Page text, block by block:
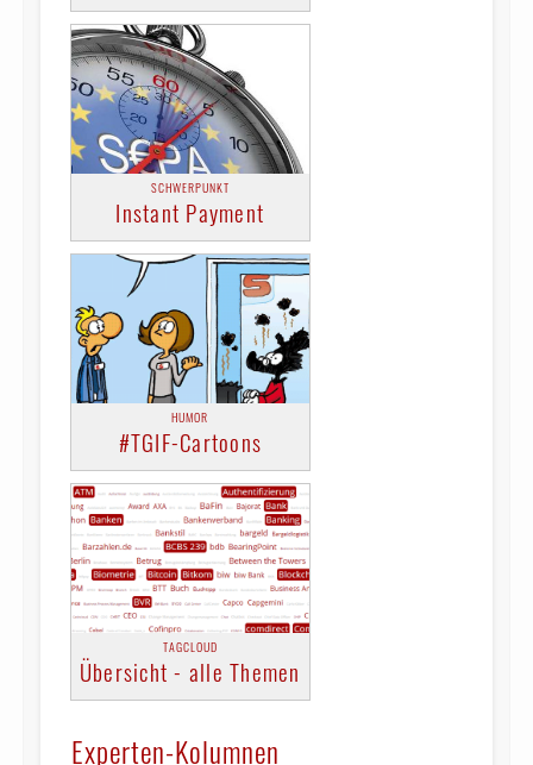
SCHWERPUNKT
Instant Payment
HUMOR
#TGIF-Cartoons
TAGCLOUD
Übersicht - alle Themen
Experten-Kolumnen